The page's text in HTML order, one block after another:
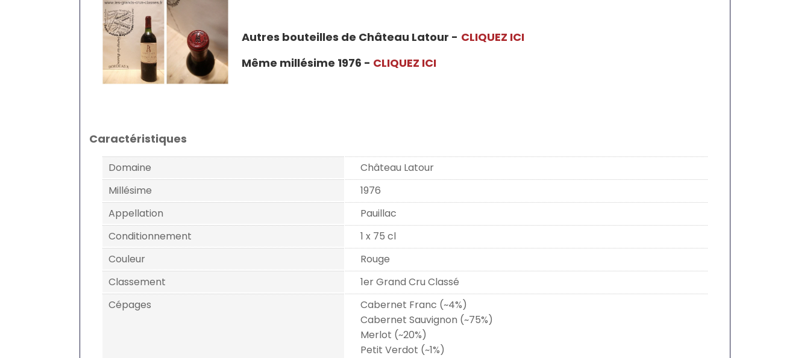
Autres bouteilles de Château Latour - CLIQUEZ ICI
Même millésime 1976 - CLIQUEZ ICI
Caractéristiques
Domaine
Château Latour
Millésime
1976
Appellation
Pauillac
Conditionnement
1 x 75 cl
Couleur
Rouge
Classement
1er Grand Cru Classé
Cépages
Cabernet Franc (~4%)
Cabernet Sauvignon (~75%)
Merlot (~20%)
Petit Verdot (~1%)